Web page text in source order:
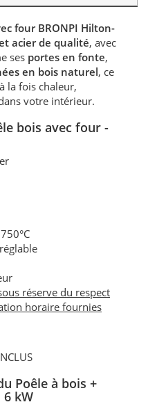
four BRONPI Hilton-
acier de qualité, avec
ses portes en fonte,
en bois naturel, ce
la fois chaleur,
votre intérieur.
bois avec four -
réserve du respect
horaire fournies
Poêle à bois +
kW